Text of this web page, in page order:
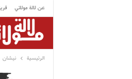
عن لالة مولاتي
الرئيسية نيشان